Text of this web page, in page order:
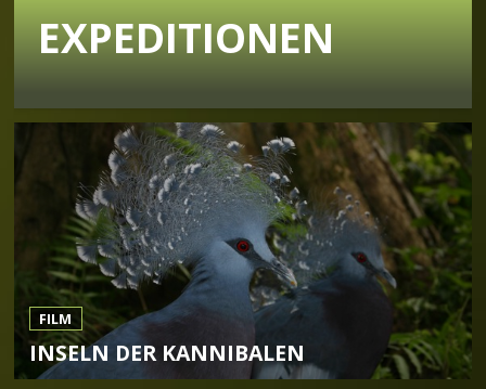
EXPEDITIONEN
FILM
INSELN DER KANNIBALEN